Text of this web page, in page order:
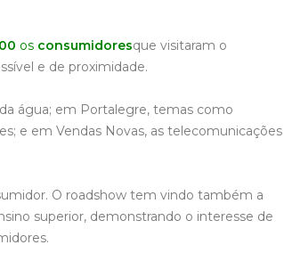
os consumidoresque visitaram o
e de proximidade.
água; em Portalegre, temas como
e em Vendas Novas, as telecomunicações
O roadshow tem vindo também a
superior, demonstrando o interesse de